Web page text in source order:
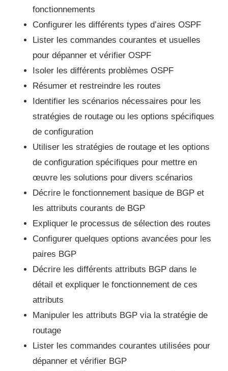
fonctionnements
Configurer les différents types d’aires OSPF
Lister les commandes courantes et usuelles
pour dépanner et vérifier OSPF
Isoler les différents problèmes OSPF
Résumer et restreindre les routes
Identifier les scénarios nécessaires pour les
stratégies de routage ou les options spécifiques
de configuration
Utiliser les stratégies de routage et les options
de configuration spécifiques pour mettre en
œuvre les solutions pour divers scénarios
Décrire le fonctionnement basique de BGP et
les attributs courants de BGP
Expliquer le processus de sélection des routes
Configurer quelques options avancées pour les
paires BGP
Décrire les différents attributs BGP dans le
détail et expliquer le fonctionnement de ces
attributs
Manipuler les attributs BGP via la stratégie de
routage
Lister les commandes courantes utilisées pour
dépanner et vérifier BGP